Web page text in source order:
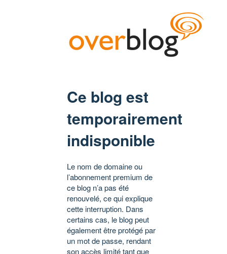
Ce blog est
temporairement
indisponible
Le nom de domaine ou
l’abonnement premium de
ce blog n’a pas été
renouvelé, ce qui explique
cette interruption. Dans
certains cas, le blog peut
également être protégé par
un mot de passe, rendant
son accès limité tant que